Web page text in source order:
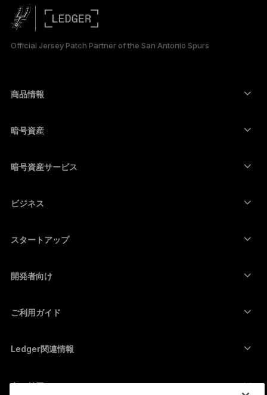
简体中文
Official Jersey Patch Partner of the San Antonio Spurs
商品情報
コールド ウォレット
Ledger Stax
Ledger Nano Classics
セット商品
全ての商品
暗号資産
Ethereumウォレット
Cardanoウォレット
Moneroウォレット
暗号資産一覧を見る
暗号資産サービス
暗号資産を購入
暗号資産をスワップ
ビジネス
スタートアップ
開発者向け
ご利用ガイド
対応ウォレットとサービス
ビットコインハードウェアウォレット
Ledger関連情報
脆弱性報奨金制度
キャリア